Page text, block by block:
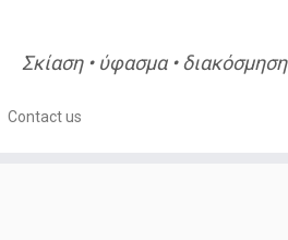
Σκίαση • ύφασμα • διακόσμηση
Contact us